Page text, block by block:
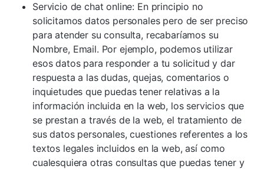
Servicio de chat online: En principio no
solicitamos datos personales pero de ser preciso
para atender su consulta, recabaríamos su
Nombre, Email. Por ejemplo, podemos utilizar
esos datos para responder a tu solicitud y dar
respuesta a las dudas, quejas, comentarios o
inquietudes que puedas tener relativas a la
información incluida en la web, los servicios que
se prestan a través de la web, el tratamiento de
sus datos personales, cuestiones referentes a los
textos legales incluidos en la web, así como
cualesquiera otras consultas que puedas tener y